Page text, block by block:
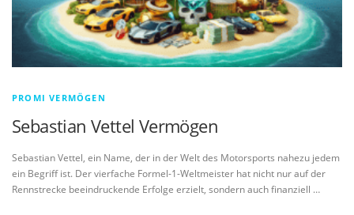
PROMI VERMÖGEN
Sebastian Vettel Vermögen
Sebastian Vettel, ein Name, der in der Welt des Motorsports nahezu jedem
ein Begriff ist. Der vierfache Formel-1-Weltmeister hat nicht nur auf der
Rennstrecke beeindruckende Erfolge erzielt, sondern auch finanziell …